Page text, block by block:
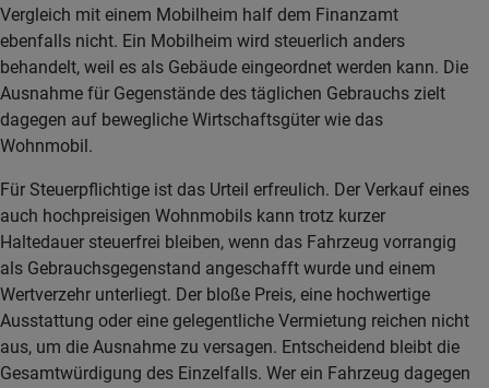
Vergleich mit einem Mobilheim half dem Finanzamt
ebenfalls nicht. Ein Mobilheim wird steuerlich anders
behandelt, weil es als Gebäude eingeordnet werden kann. Die
Ausnahme für Gegenstände des täglichen Gebrauchs zielt
dagegen auf bewegliche Wirtschaftsgüter wie das
Wohnmobil.
Für Steuerpflichtige ist das Urteil erfreulich. Der Verkauf eines
auch hochpreisigen Wohnmobils kann trotz kurzer
Haltedauer steuerfrei bleiben, wenn das Fahrzeug vorrangig
als Gebrauchsgegenstand angeschafft wurde und einem
Wertverzehr unterliegt. Der bloße Preis, eine hochwertige
Ausstattung oder eine gelegentliche Vermietung reichen nicht
aus, um die Ausnahme zu versagen. Entscheidend bleibt die
Gesamtwürdigung des Einzelfalls. Wer ein Fahrzeug dagegen